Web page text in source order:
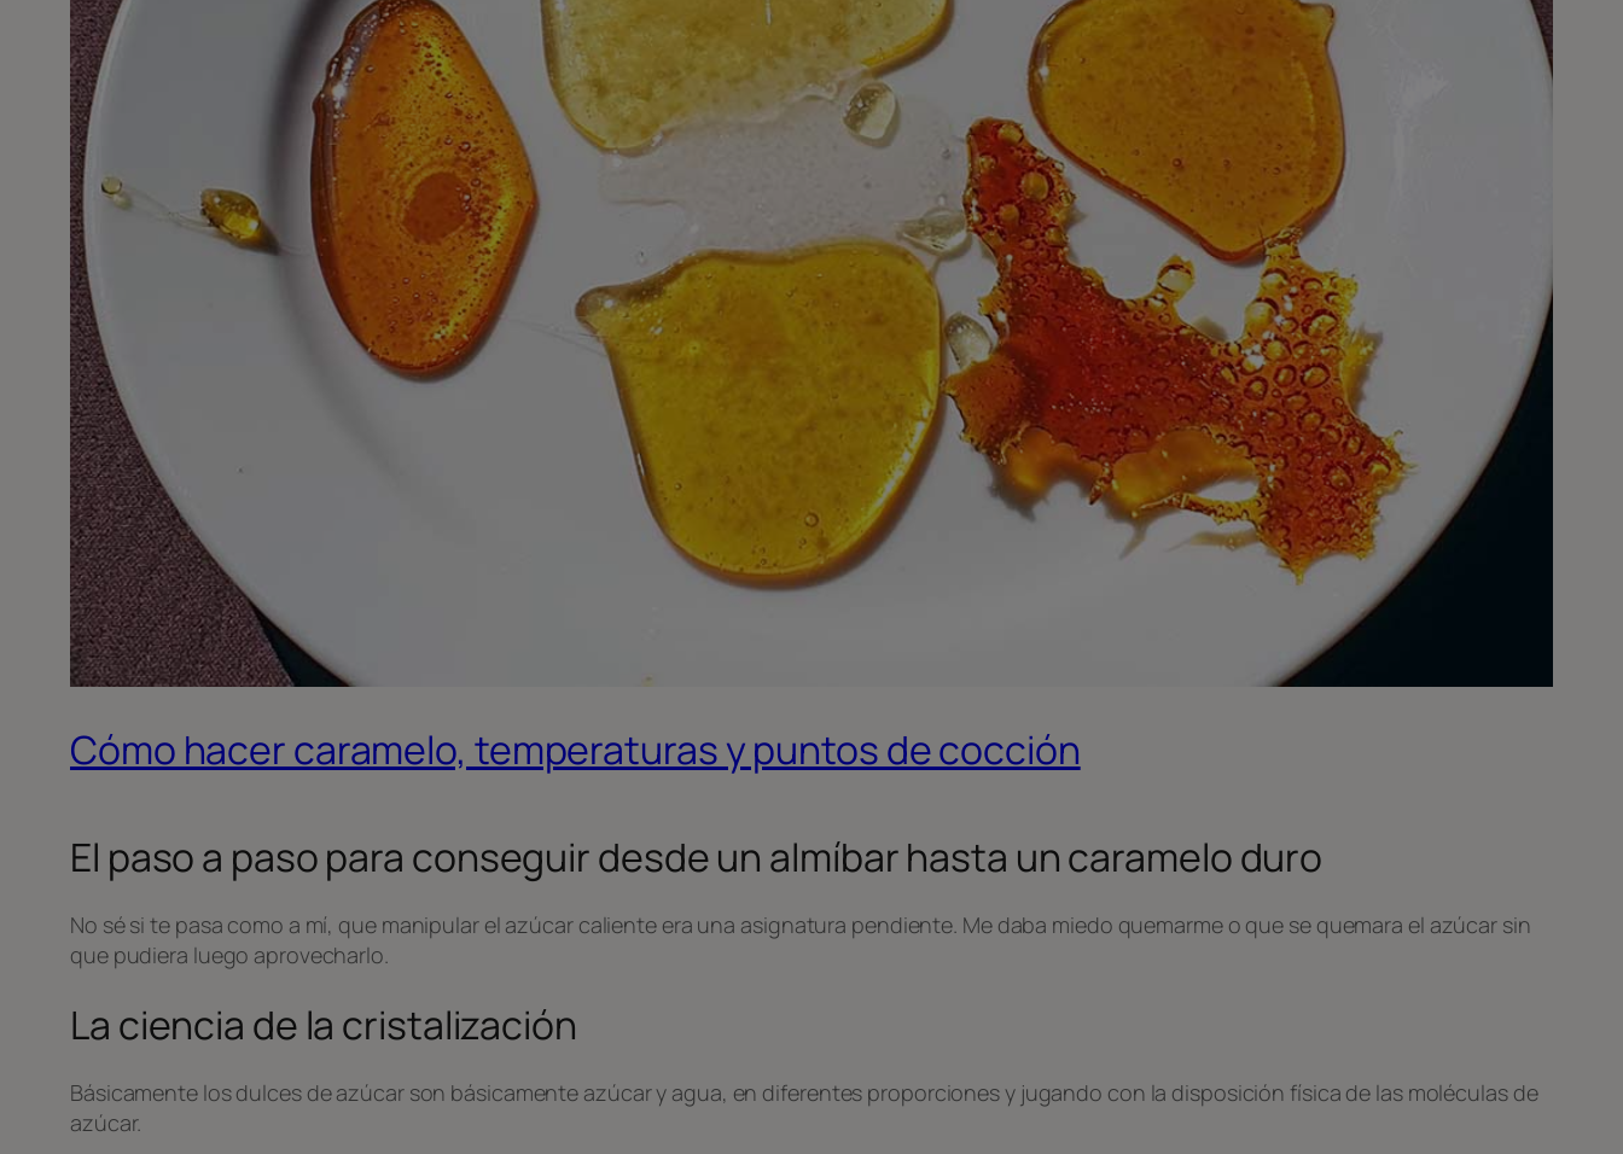
Cómo hacer caramelo, temperaturas y puntos de cocción
El paso a paso para conseguir desde un almíbar hasta un caramelo duro
No sé si te pasa como a mí, que manipular el azúcar caliente era una asignatura pendiente. Me daba miedo quemarme o que se quemara el azúcar sin
que pudiera luego aprovecharlo.
La ciencia de la cristalización
Básicamente los dulces de azúcar son básicamente azúcar y agua, en diferentes proporciones y jugando con la disposición física de las moléculas de
azúcar.